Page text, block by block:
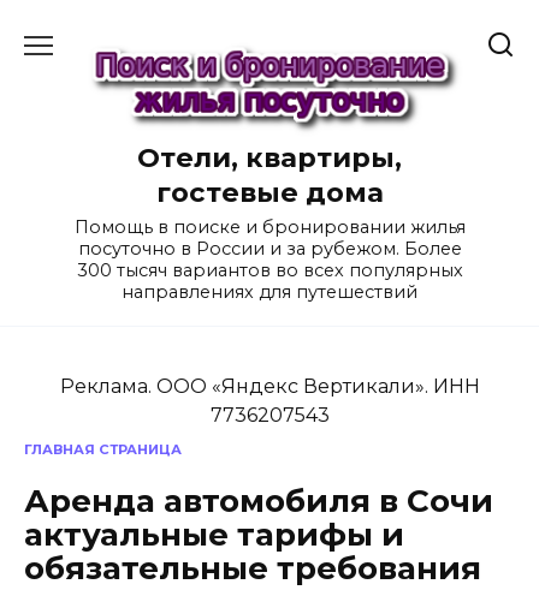
содержанию
Отели, квартиры,
гостевые дома
Помощь в поиске и бронировании жилья
посуточно в России и за рубежом. Более
300 тысяч вариантов во всех популярных
направлениях для путешествий
Реклама. ООО «Яндекс Вертикали». ИНН
7736207543
ГЛАВНАЯ СТРАНИЦА
Аренда автомобиля в Сочи
актуальные тарифы и
обязательные требования